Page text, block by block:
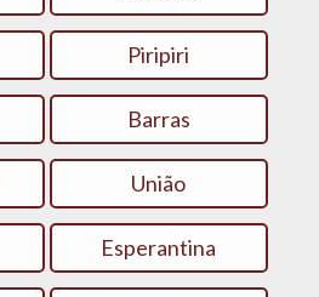
Piripiri
Barras
União
Esperantina